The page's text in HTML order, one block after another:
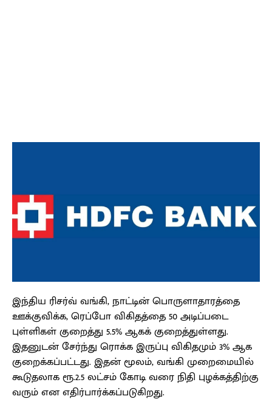
இந்திய ரிசர்வ் வங்கி, நாட்டின் பொருளாதாரத்தை
ஊக்குவிக்க, ரெப்போ விகிதத்தை 50 அடிப்படை
புள்ளிகள் குறைத்து 5.5% ஆகக் குறைத்துள்ளது.
இதனுடன் சேர்ந்து ரொக்க இருப்பு விகிதமும் 3% ஆக
குறைக்கப்பட்டது. இதன் மூலம், வங்கி முறைமையில்
கூடுதலாக ரூ.2.5 லட்சம் கோடி வரை நிதி புழக்கத்திற்கு
வரும் என எதிர்பார்க்கப்படுகிறது.